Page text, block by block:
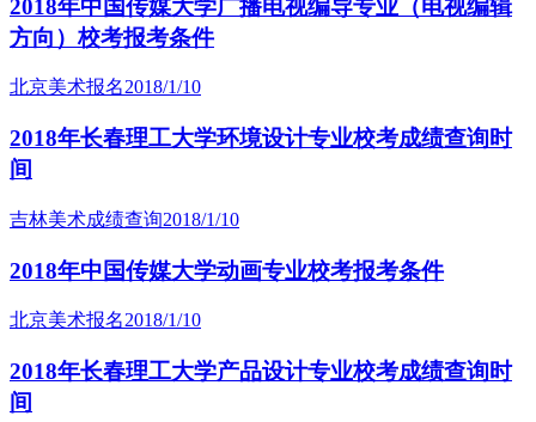
2018年中国传媒大学广播电视编导专业（电视编辑
方向）校考报考条件
北京美术报名2018/1/10
2018年长春理工大学环境设计专业校考成绩查询时
间
吉林美术成绩查询2018/1/10
2018年中国传媒大学动画专业校考报考条件
北京美术报名2018/1/10
2018年长春理工大学产品设计专业校考成绩查询时
间